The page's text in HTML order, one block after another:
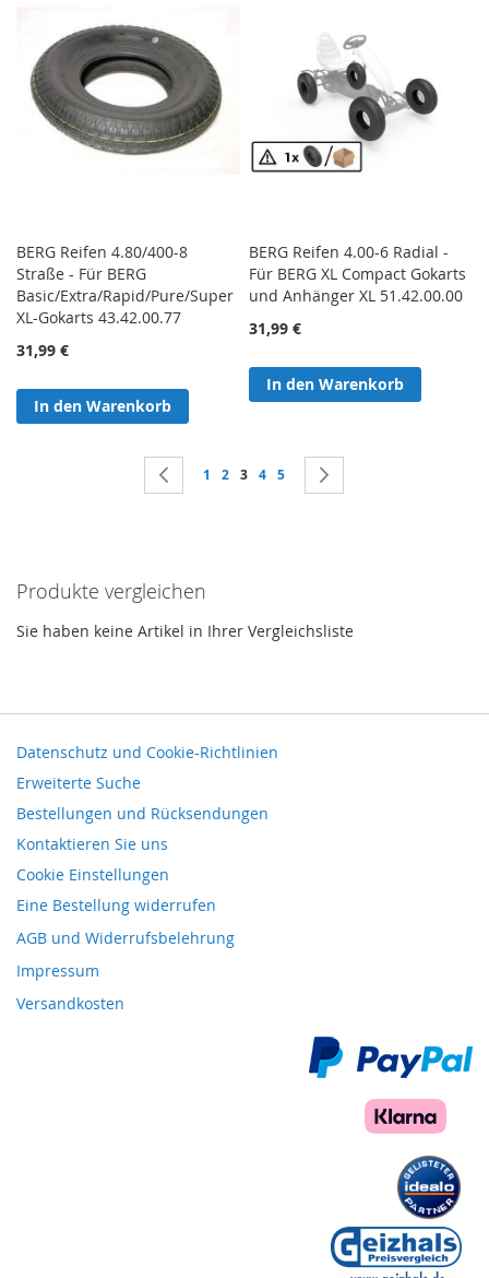
BERG Reifen 4.80/400-8
Straße - Für BERG
Basic/Extra/Rapid/Pure/Super
XL-Gokarts 43.42.00.77
31,99 €
In den Warenkorb
BERG Reifen 4.00-6 Radial -
Für BERG XL Compact Gokarts
und Anhänger XL 51.42.00.00
31,99 €
In den Warenkorb
Seite Seite
Zurück
Seite
1 Seite
2 Sie lesen gerade Seite
3 Seite
4 Seite
5
Produkte vergleichen
Sie haben keine Artikel in Ihrer Vergleichsliste
Datenschutz und Cookie-Richtlinien
Erweiterte Suche
Bestellungen und Rücksendungen
Kontaktieren Sie uns
Cookie Einstellungen
Eine Bestellung widerrufen
AGB und Widerrufsbelehrung
Impressum
Versandkosten